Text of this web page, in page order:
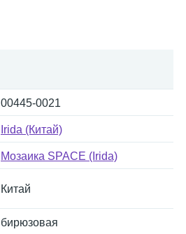
00445-0021
Irida (Китай)
Мозаика SPACE (Irida)
Китай
бирюзовая